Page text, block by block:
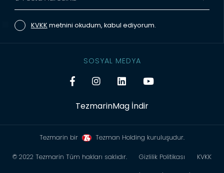
KVKK metnini okudum, kabul ediyorum.
SOSYAL MEDYA
TezmarinMag İndir
Tezmarin bir Tezman Holding kuruluşudur.
© 2022 Tezmarin Tüm hakları saklıdır. Gizlilik Politikası KVKK